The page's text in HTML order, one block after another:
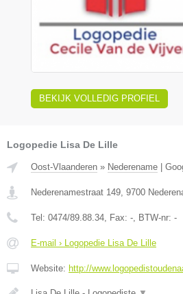
BEKIJK VOLLEDIG PROFIEL
Logopedie Lisa De Lille
Oost-Vlaanderen » Nederename
Nederenamestraat 149, 9700
Tel: 0474/89.88.34, Fax: -, BTW-nr: -
E-mail › Logopedie Lisa De Lille
Website: http://